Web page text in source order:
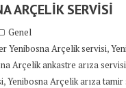
ARÇELİK SERVİSİ
Genel
Yenibosna Arçelik servisi,
Arçelik ankastre arıza servisi
,Yenibosna Arçelik arıza tamir